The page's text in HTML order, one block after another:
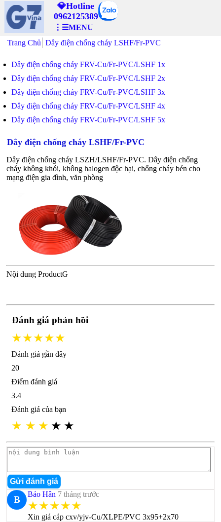
💎Hotline
0962125389
⋮☰MENU
Trang Chủ
Dây điện chống cháy LSHF/Fr-PVC
Dây điện chống cháy FRV-Cu/Fr-PVC/LSHF 1x
Dây điện chống cháy FRV-Cu/Fr-PVC/LSHF 2x
Dây điện chống cháy FRV-Cu/Fr-PVC/LSHF 3x
Dây điện chống cháy FRV-Cu/Fr-PVC/LSHF 4x
Dây điện chống cháy FRV-Cu/Fr-PVC/LSHF 5x
Dây điện chống cháy LSHF/Fr-PVC
Dây điện chống cháy LSZH/LSHF/Fr-PVC. Dây điện chống
cháy không khói, không halogen độc hại, chống cháy bén cho
mạng điện gia đình, văn phòng
Nội dung ProductG
Đánh giá phản hồi
★★★★★
Đánh giá gần đây
20
Điểm đánh giá
3.4
Đánh giá của bạn
★ ★ ★ ★ ★
Gửi đánh giá
B
Bảo Hân 7 tháng trước
★★★★★
Xin giá cáp cxv/yjv-Cu/XLPE/PVC 3x95+2x70